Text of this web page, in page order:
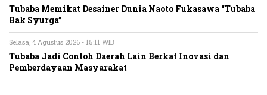
Tubaba Memikat Desainer Dunia Naoto Fukasawa “Tubaba
Bak Syurga”
Selasa, 4 Agustus 2026 - 15:11 WIB
Tubaba Jadi Contoh Daerah Lain Berkat Inovasi dan
Pemberdayaan Masyarakat